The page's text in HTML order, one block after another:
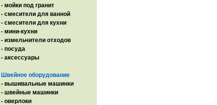
- мойки под гранит
- смесители для ванной
- смесители для кухни
- мини-кухни
- измельчители отходов
- посуда
- аксессуары
.
Швейное оборудование
- вышивальные машинки
- швейные машинки
- оверлоки